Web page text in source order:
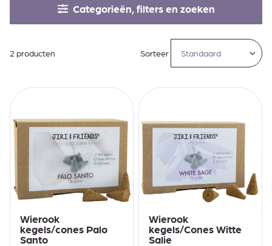
Categorieën, filters en zoeken
2 producten Sorteer
Wierook
kegels/cones Palo
Santo
Wierook
kegels/Cones Witte
Salie